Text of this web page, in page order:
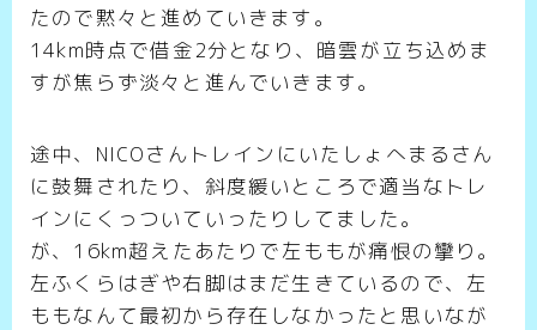
たので黙々と進めていきます。
14km時点で借金2分となり、暗雲が立ち込めま
すが焦らず淡々と進んでいきます。
途中、NICOさんトレインにいたしょへまるさん
に鼓舞されたり、斜度緩いところで適当なトレ
インにくっついていったりしてました。
が、16km超えたあたりで左ももが痛恨の攣り。
左ふくらはぎや右脚はまだ生きているので、左
ももなんて最初から存在しなかったと思いなが